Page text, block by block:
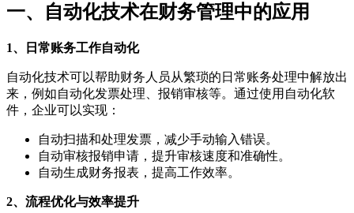
一、自动化技术在财务管理中的应用
1、日常账务工作自动化
自动化技术可以帮助财务人员从繁琐的日常账务处理中解放出
来，例如自动化发票处理、报销审核等。通过使用自动化软
件，企业可以实现：
自动扫描和处理发票，减少手动输入错误。
自动审核报销申请，提升审核速度和准确性。
自动生成财务报表，提高工作效率。
2、流程优化与效率提升